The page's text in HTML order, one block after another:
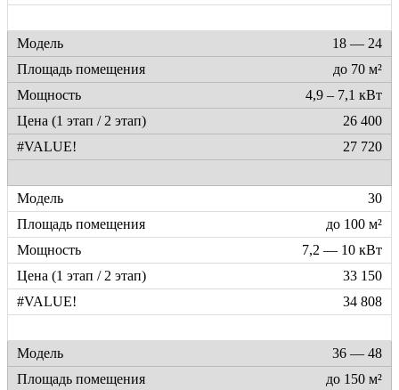
18 — 24
до 70 м²
4,9 – 7,1 кВт
26 400
27 720
30
до 100 м²
7,2 — 10 кВт
33 150
34 808
36 — 48
до 150 м²